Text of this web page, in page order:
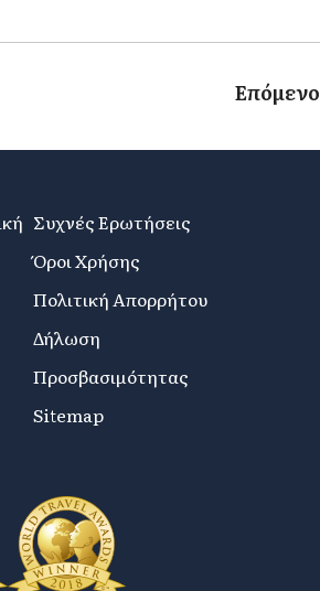
Επόμενο
Συχνές Ερωτήσεις
Όροι Χρήσης
Πολιτική Απορρήτου
Δήλωση
Προσβασιμότητας
Sitemap